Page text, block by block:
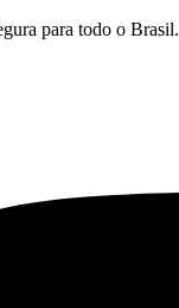
para todo o Brasil.